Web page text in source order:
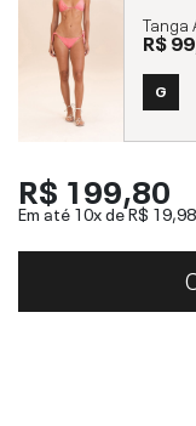
Tanga
R$
G
R$ 199,80
Em até 10x deR$ 19,98